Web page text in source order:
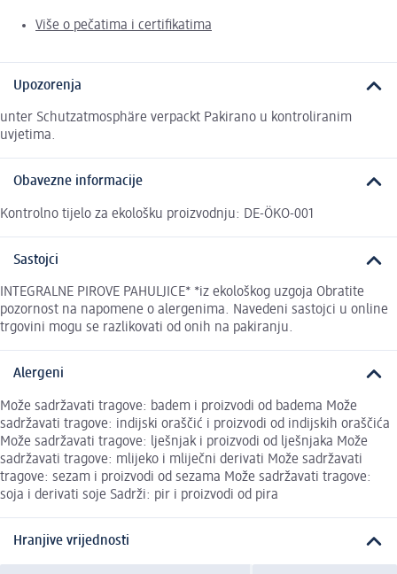
Više o pečatima i certifikatima
Upozorenja
unter Schutzatmosphäre verpackt Pakirano u kontroliranim
uvjetima.
Obavezne informacije
Kontrolno tijelo za ekološku proizvodnju: DE-ÖKO-001
Sastojci
INTEGRALNE PIROVE PAHULJICE* *iz ekološkog uzgoja Obratite
pozornost na napomene o alergenima. Navedeni sastojci u online
trgovini mogu se razlikovati od onih na pakiranju.
Alergeni
Može sadržavati tragove: badem i proizvodi od badema Može
sadržavati tragove: indijski oraščić i proizvodi od indijskih oraščića
Može sadržavati tragove: lješnjak i proizvodi od lješnjaka Može
sadržavati tragove: mlijeko i mliječni derivati Može sadržavati
tragove: sezam i proizvodi od sezama Može sadržavati tragove:
soja i derivati soje Sadrži: pir i proizvodi od pira
Hranjive vrijednosti